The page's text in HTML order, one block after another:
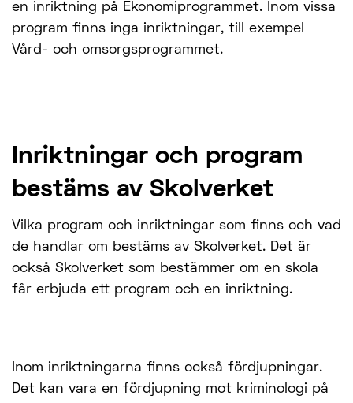
en inriktning på Ekonomiprogrammet. Inom vissa
program finns inga inriktningar, till exempel
Vård- och omsorgsprogrammet.
Inriktningar och program
bestäms av Skolverket
Vilka program och inriktningar som finns och vad
de handlar om bestäms av Skolverket. Det är
också Skolverket som bestämmer om en skola
får erbjuda ett program och en inriktning.
Inom inriktningarna finns också fördjupningar.
Det kan vara en fördjupning mot kriminologi på